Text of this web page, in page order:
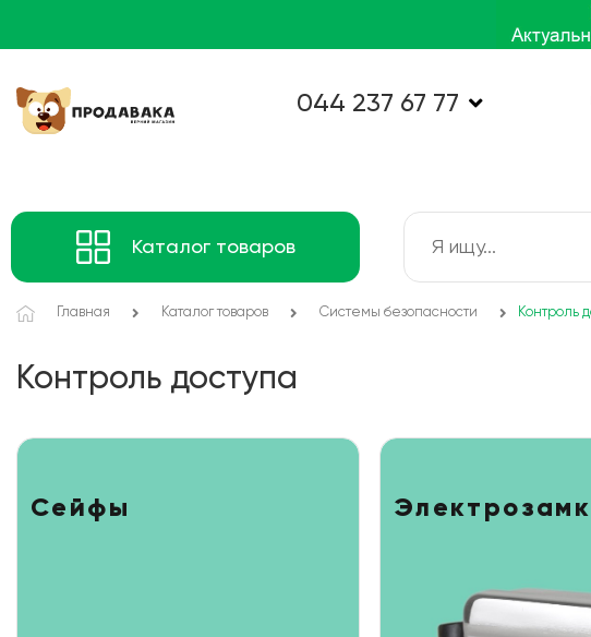
044 237 67 77
Каталог товаров
Главная Каталог товаров Системы безопасности Контроль
Контроль доступа
Сейфы